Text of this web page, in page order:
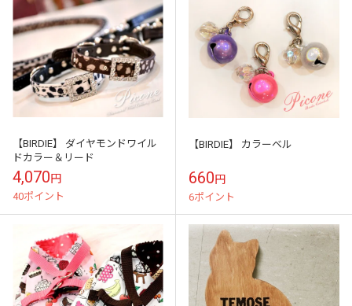
【BIRDIE】 ダイヤモンドワイル
ドカラー＆リード
4,070円
40ポイント
【BIRDIE】 カラーベル
660円
6ポイント